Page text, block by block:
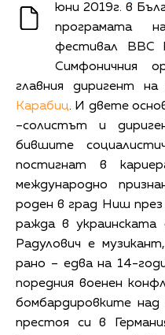
юни 2019г. в
програмата
фестивал BBC
Симфоничния
главния диригент на
Карабиц. И двете
–солистът и
бившите
постигнат в
международно
роден в град Ниш през
ражда в украинската
Радулович е
рано – едва на 14-
поредния военен
бомбардировките
престоя си в